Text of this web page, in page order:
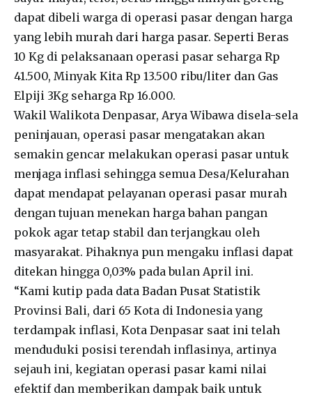
dapat dibeli warga di operasi pasar dengan harga
yang lebih murah dari harga pasar. Seperti Beras
10 Kg di pelaksanaan operasi pasar seharga Rp
41.500, Minyak Kita Rp 13.500 ribu/liter dan Gas
Elpiji 3Kg seharga Rp 16.000.
Wakil Walikota Denpasar, Arya Wibawa disela-sela
peninjauan, operasi pasar mengatakan akan
semakin gencar melakukan operasi pasar untuk
menjaga inflasi sehingga semua Desa/Kelurahan
dapat mendapat pelayanan operasi pasar murah
dengan tujuan menekan harga bahan pangan
pokok agar tetap stabil dan terjangkau oleh
masyarakat. Pihaknya pun mengaku inflasi dapat
ditekan hingga 0,03% pada bulan April ini.
“Kami kutip pada data Badan Pusat Statistik
Provinsi Bali, dari 65 Kota di Indonesia yang
terdampak inflasi, Kota Denpasar saat ini telah
menduduki posisi terendah inflasinya, artinya
sejauh ini, kegiatan operasi pasar kami nilai
efektif dan memberikan dampak baik untuk